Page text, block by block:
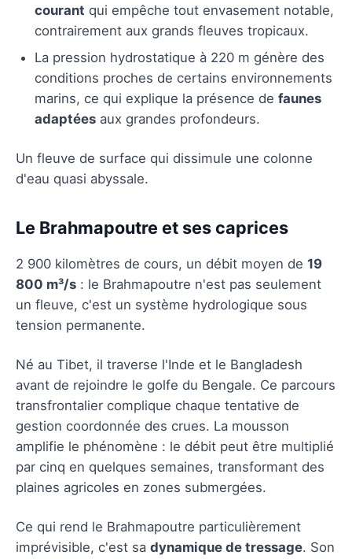
courant qui empêche tout envasement notable,
contrairement aux grands fleuves tropicaux.
La pression hydrostatique à 220 m génère des
conditions proches de certains environnements
marins, ce qui explique la présence de faunes
adaptées aux grandes profondeurs.
Un fleuve de surface qui dissimule une colonne
d'eau quasi abyssale.
Le Brahmapoutre et ses caprices
2 900 kilomètres de cours, un débit moyen de 19
800 m³/s : le Brahmapoutre n'est pas seulement
un fleuve, c'est un système hydrologique sous
tension permanente.
Né au Tibet, il traverse l'Inde et le Bangladesh
avant de rejoindre le golfe du Bengale. Ce parcours
transfrontalier complique chaque tentative de
gestion coordonnée des crues. La mousson
amplifie le phénomène : le débit peut être multiplié
par cinq en quelques semaines, transformant des
plaines agricoles en zones submergées.
Ce qui rend le Brahmapoutre particulièrement
imprévisible, c'est sa dynamique de tressage. Son